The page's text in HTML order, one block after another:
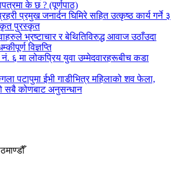
के छ ? (पूर्णपाठ)
प्रमुख जनार्दन घिमिरे सहित उत्कृष्ठ कार्य गर्ने ३
पुरस्कृत
भ्रष्टाचार र बेथितिविरुद्ध आवाज उठाँउदा
विज्ञप्ति
नं. ६ मा लोकप्रिय युवा उम्मेदवारहरूबीच कडा
पटापुमा ईभी गाडीभित्र महिलाको शव फेला,
सबै कोणबाट अनुसन्धान